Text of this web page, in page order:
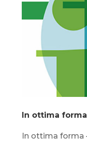
In ottima
In ottima forma